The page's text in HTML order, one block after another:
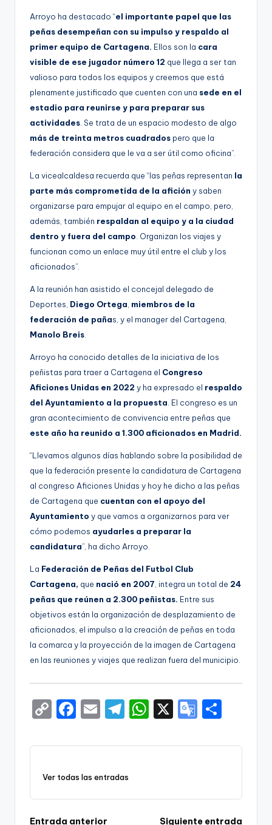
Arroyo ha destacado “el importante papel que las
peñas desempeñan con su impulso y respaldo al
primer equipo de Cartagena. Ellos son la cara
visible de ese jugador número 12 que llega a ser tan
valioso para todos los equipos y creemos que está
plenamente justificado que cuenten con una sede en el
estadio para reunirse y para preparar sus
actividades . Se trata de un espacio modesto de algo
más de treinta metros cuadrados pero que la
federación considera que le va a ser útil como oficina”.
La vicealcaldesa recuerda que “las peñas representan la
parte más comprometida de la afición y saben
organizarse para empujar al equipo en el campo, pero,
además, también respaldan al equipo y a la ciudad
dentro y fuera del campo . Organizan los viajes y
funcionan como un enlace muy útil entre el club y los
aficionados”.
A la reunión han asistido el concejal delegado de
Deportes, Diego Ortega miembros de la
federación de pañas, y el manager del Cartagena,
Manolo Breis
Arroyo ha conocido detalles de la iniciativa de los
peñistas para traer a Cartagena el Congreso
Aficiones Unidas en 2022 y ha expresado el respaldo
del Ayuntamiento a la propuesta . El congreso es un
gran acontecimiento de convivencia entre peñas que
este año ha reunido a 1.300 aficionados en Madrid.
“Llevamos algunos días hablando sobre la posibilidad de
que la federación presente la candidatura de Cartagena
al congreso Aficiones Unidas y hoy he dicho a las peñas
de Cartagena que cuentan con el apoyo del
Ayuntamiento y que vamos a organizarnos para ver
cómo podemos ayudarles a preparar la
candidatura”, ha dicho Arroyo.
La Federación de Peñas del Futbol Club
Cartagena, que nació en 2007 , integra un total de 24
peñas que reúnen a 2.300 peñistas. Entre sus
objetivos están la organización de desplazamiento de
aficionados, el impulso a la creación de peñas en toda
la comarca y la proyección de la imagen de Cartagena
en las reuniones y viajes que realizan fuera del municipio.
C
p
Li
n
F
c
e
b
o
E
ai
T
e
a
m
W
a
p
X
G
o
Tr
ar
Ver todas las entradas
Entrada anterior Siguiente entrada